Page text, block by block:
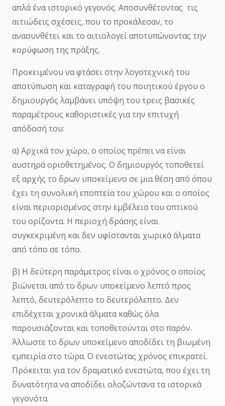
απλά ένα ιστορικό γεγονός. Αποσυνθέτοντας τις
αιτιώδεις σχέσεις, που το προκάλεσαν, το
ανασυνθέτει και το αιτιολογεί αποτυπώνοντας την
κορύφωση της πράξης.
Προκειμένου να φτάσει στην λογοτεχνική του
αποτύπωση και καταγραφή του ποιητικού έργου ο
δημιουργός λαμβάνει υπόψη του τρεις βασικές
παραμέτρους καθοριστικές για την επιτυχή
απόδοσή του:
α) Αρχικά τον χώρο, ο οποίος πρέπει να είναι
αυστηρά οριοθετημένος. Ο δημιουργός τοποθετεί
εξ αρχής το δρων υποκείμενο σε μια θέση από όπου
έχει τη συνολική εποπτεία του χώρου και ο οποίος
είναι περιορισμένος στην εμβέλεια του οπτικού
του ορίζοντα. Η περιοχή δράσης είναι
συγκεκριμένη και δεν υφίστανται χωρικά άλματα
από τόπο σε τόπο.
β) Η δεύτερη παράμετρος είναι ο χρόνος ο οποίος
βιώνεται από το δρων υποκείμενο λεπτό προς
λεπτό, δευτερόλεπτο το δευτερόλεπτο. Δεν
επιδέχεται χρονικά άλματα καθώς όλα
παρουσιάζονται και τοποθετούνται στο παρόν.
Άλλωστε το δρων υποκείμενο αποδίδει τη βιωμένη
εμπειρία στο τώρα. Ο ενεστώτας χρόνος επικρατεί.
Πρόκειται για τον δραματικό ενεστώτα, που έχει τη
δυνατότητα να αποδίδει ολοζώντανα τα ιστορικά
γεγονότα.